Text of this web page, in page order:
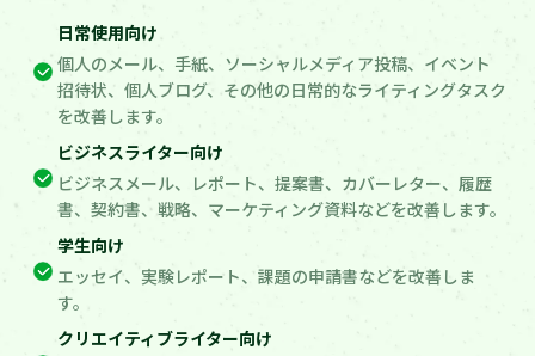
日常使用向け
個人のメール、手紙、ソーシャルメディア投稿、イベント
招待状、個人ブログ、その他の日常的なライティングタスク
を改善します。
ビジネスライター向け
ビジネスメール、レポート、提案書、カバーレター、履歴
書、契約書、戦略、マーケティング資料などを改善します。
学生向け
エッセイ、実験レポート、課題の申請書などを改善しま
す。
クリエイティブライター向け